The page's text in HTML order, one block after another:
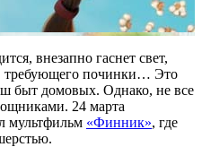
внезапно гаснет свет,
требующего починки… Это
быт домовых. Однако, не все
24 марта
мультфильм «Финник», где